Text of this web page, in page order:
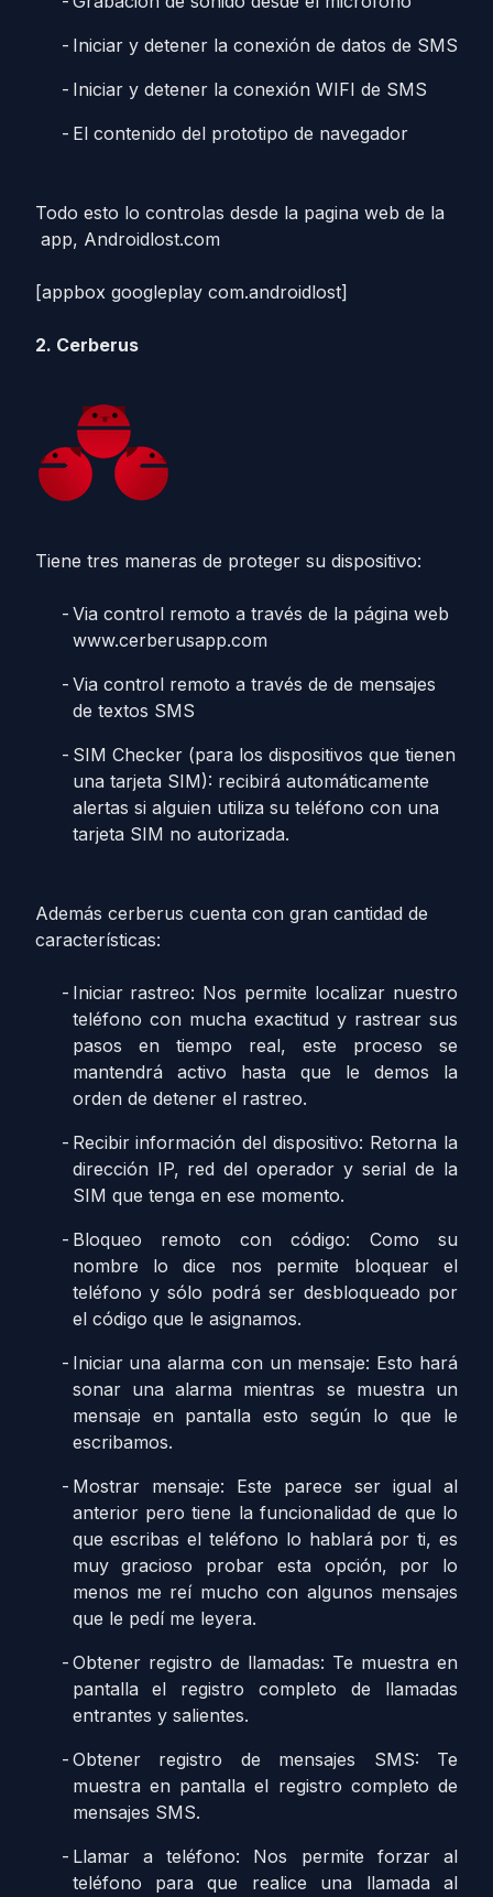
Iniciar y detener la conexión de datos de SMS
Iniciar y detener la conexión WIFI de SMS
El contenido del prototipo de navegador
Todo esto lo controlas desde la pagina web de la
app, Androidlost.com
[appbox googleplay com.androidlost]
2. Cerberus
Tiene tres maneras de proteger su dispositivo:
Via control remoto a través de la página web
www.cerberusapp.com
Via control remoto a través de de mensajes
de textos SMS
SIM Checker (para los dispositivos que tienen
una tarjeta SIM): recibirá automáticamente
alertas si alguien utiliza su teléfono con una
tarjeta SIM no autorizada.
Además cerberus cuenta con gran cantidad de
características:
Iniciar rastreo: Nos permite localizar nuestro
teléfono con mucha exactitud y rastrear sus
pasos en tiempo real, este proceso se
mantendrá activo hasta que le demos la
orden de detener el rastreo.
Recibir información del dispositivo: Retorna la
dirección IP, red del operador y serial de la
SIM que tenga en ese momento.
Bloqueo remoto con código: Como su
nombre lo dice nos permite bloquear el
teléfono y sólo podrá ser desbloqueado por
el código que le asignamos.
Iniciar una alarma con un mensaje: Esto hará
sonar una alarma mientras se muestra un
mensaje en pantalla esto según lo que le
escribamos.
Mostrar mensaje: Este parece ser igual al
anterior pero tiene la funcionalidad de que lo
que escribas el teléfono lo hablará por ti, es
muy gracioso probar esta opción, por lo
menos me reí mucho con algunos mensajes
que le pedí me leyera.
Obtener registro de llamadas: Te muestra en
pantalla el registro completo de llamadas
entrantes y salientes.
Obtener registro de mensajes SMS: Te
muestra en pantalla el registro completo de
mensajes SMS.
Llamar a teléfono: Nos permite forzar al
teléfono para que realice una llamada al